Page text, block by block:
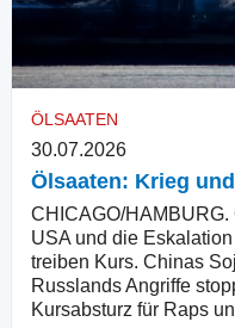
ÖLSAATEN
30.07.2026
Ölsaaten: Krieg
CHICAGO/
USA und die
treiben Kurs. Chinas
Russlands Angriffe
Kursabsturz für Raps